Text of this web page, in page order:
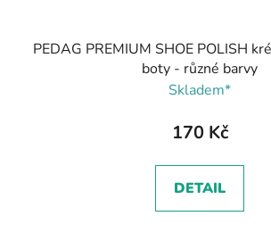
PEDAG PREMIUM SHOE POLISH
boty - různé barvy
Skladem*
170 Kč
DETAIL